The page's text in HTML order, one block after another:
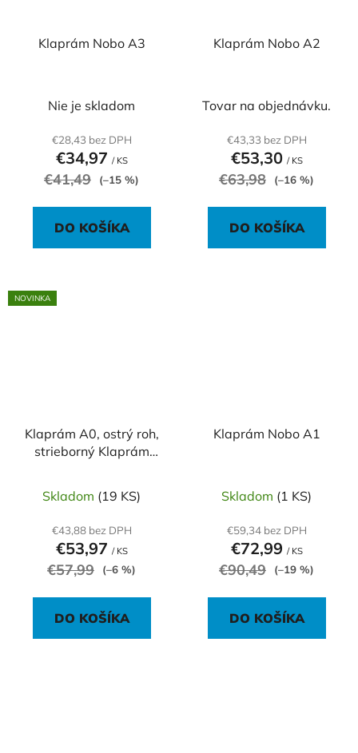
Klaprám Nobo A3
Nie je skladom
€28,43 bez DPH
€34,97 / KS
€41,49 (–15 %)
DO KOŠÍKA
Klaprám Nobo A2
Tovar na objednávku.
€43,33 bez DPH
€53,30 / KS
€63,98 (–16 %)
DO KOŠÍKA
NOVINKA
Klaprám A0, ostrý roh,
strieborný Klaprám
Skladom (19 KS)
€43,88 bez DPH
€53,97 / KS
€57,99 (–6 %)
DO KOŠÍKA
Klaprám Nobo A1
Skladom (1 KS)
€59,34 bez DPH
€72,99 / KS
€90,49 (–19 %)
DO KOŠÍKA